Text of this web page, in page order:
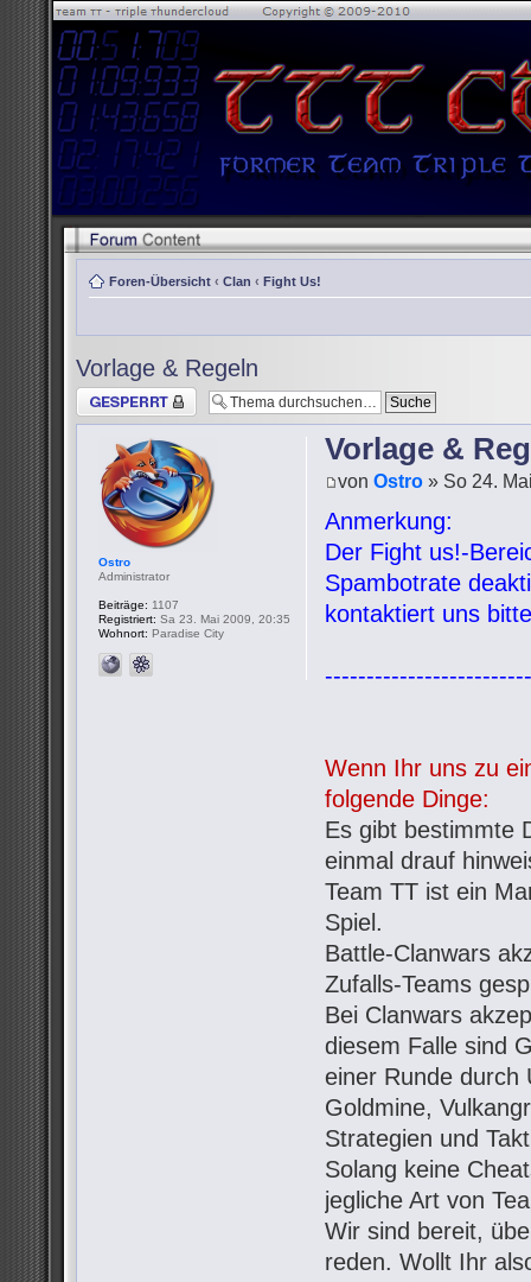
Foren-Übersicht ‹ Clan ‹ Fight Us!
Vorlage & Regeln
Thema gesperrt
Vorlage &
vonOstro » So 24.
Anmerkung:
Der Fight us!-
Spambotrate
kontaktiert uns
Wenn Ihr uns zu
folgende Dinge:
Es gibt bestimmte
einmal drauf
Team TT ist ein
Spiel.
Battle-Clanwars
Zufalls-Teams
Bei Clanwars
diesem Falle sind
einer Runde durch
Goldmine,
Strategien und
Solang keine
jegliche Art von
Wir sind bereit,
reden. Wollt Ihr
Ostro
Administrator
Beiträge: 1107
Registriert: Sa 23. Mai 2009, 20:35
Wohnort: Paradise City